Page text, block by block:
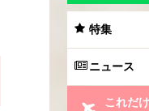
特集
ニュース
これだ